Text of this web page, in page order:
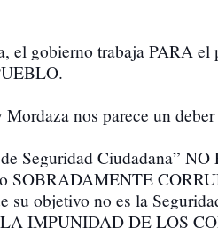
el gobierno trabaja PARA
nos parece un
Seguridad Ciudadana”
SOBRADAMENTE
su objetivo no es la
IMPUNIDAD DE LOS